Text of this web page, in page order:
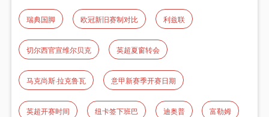
瑞典国脚 欧冠新旧赛制对比 利兹联
切尔西官宣维尔贝克 英超夏窗转会
马克尚斯·拉克鲁瓦 意甲新赛季开赛日期
英超开赛时间 纽卡签下班巴 迪奥普 富勒姆